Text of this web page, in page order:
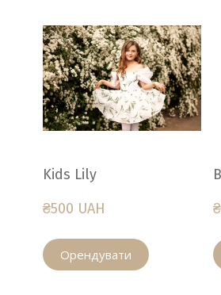
Kids Lily
₴500 UAH
Орендувати